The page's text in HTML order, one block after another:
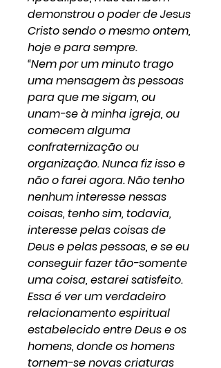
demonstrou o poder de Jesus
Cristo sendo o mesmo ontem,
hoje e para sempre.
“Nem por um minuto trago
uma mensagem às pessoas
para que me sigam, ou
unam-se à minha igreja, ou
comecem alguma
confraternização ou
organização. Nunca fiz isso e
não o farei agora. Não tenho
nenhum interesse nessas
coisas, tenho sim, todavia,
interesse pelas coisas de
Deus e pelas pessoas, e se eu
conseguir fazer tão-somente
uma coisa, estarei satisfeito.
Essa é ver um verdadeiro
relacionamento espiritual
estabelecido entre Deus e os
homens, donde os homens
tornem-se novas criaturas